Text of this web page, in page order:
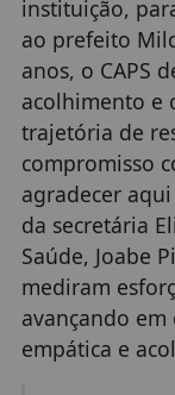
instituição,
ao prefeito
anos, o CAPS
acolhimento e
trajetória de
compromisso
agradecer
da secretária
Saúde, Joabe
mediram
avançando
empática e